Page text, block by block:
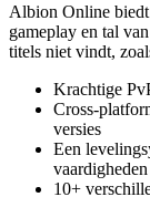
Albion Online biedt
gameplay en tal
titels niet vindt,
Krachtige
Cross-
versies
Een
10+